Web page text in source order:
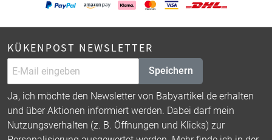
KÜKENPOST NEWSLETTER
Speichern
Ja, ich möchte den Newsletter von Babyartikel.de erhalten
und über Aktionen informiert werden. Dabei darf mein
Nutzungsverhalten (z. B. Öffnungen und Klicks) zur